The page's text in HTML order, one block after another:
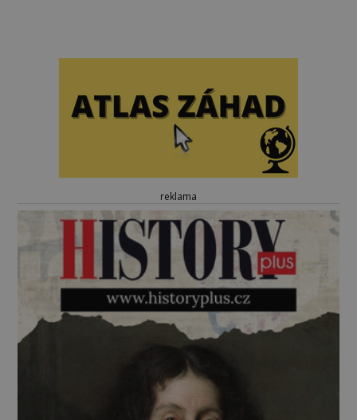
reklama